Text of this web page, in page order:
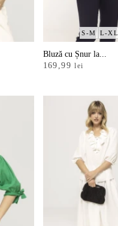
S-M L-XL
Bluză cu Șnur la...
169,99lei